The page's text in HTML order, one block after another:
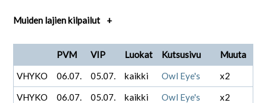
Muiden lajien kilpailut +
PVM VIP Luokat Kutsusivu
Muuta
VHYKO
06.07. 05.07. kaikki Owl Eye's
x2
VHYKO
06.07. 05.07. kaikki Owl Eye's
x2